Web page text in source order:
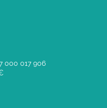
000 017 906